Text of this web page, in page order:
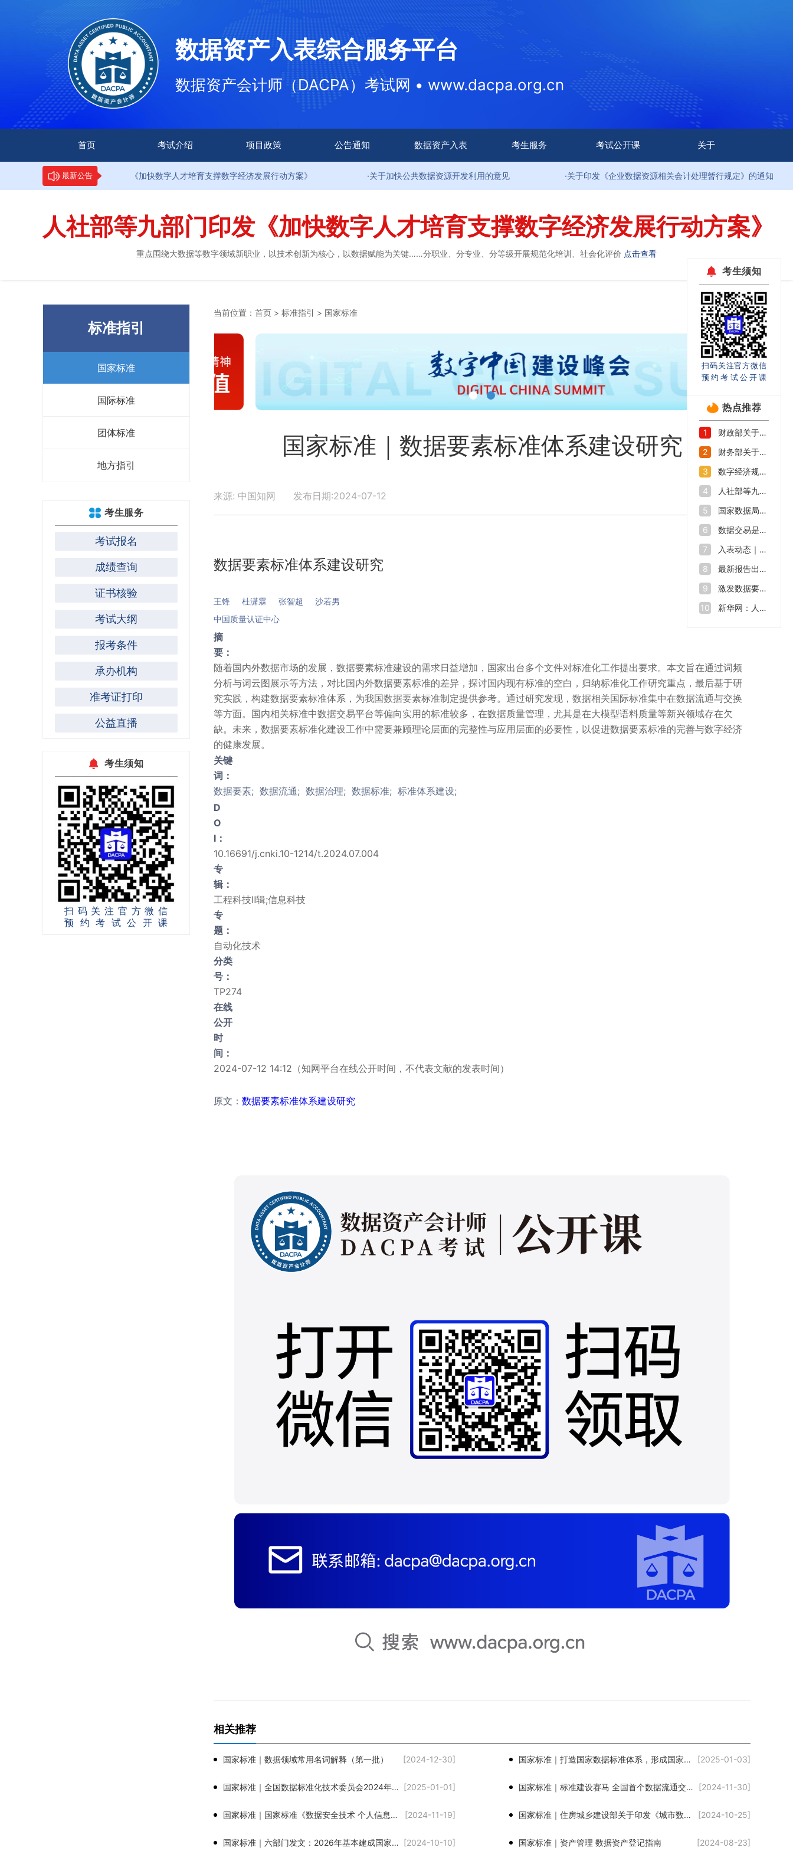
数据资产入表综合服务平台
数据资产会计师（DACPA）考试网 • www.dacpa.org.cn
首页 考试介绍 项目政策 公告通知 数据资产入表 考生服务 考试公开课 关于
最新公告
·9部门印发《加快数字人才培育支撑数字经济发展行动方案》 ·关于加快公共数据资源开发利用的意见 ·关于印发《企业数据资源相关会计处理暂行规定》的通知
人社部等九部门印发《加快数字人才培育支撑数字经济发展行动方案》
重点围绕大数据等数字领域新职业，以技术创新为核心，以数据赋能为关键……分职业、分专业、分等级开展规范化培训、社会化评价 点击查看
考生须知
扫码关注官方微信
预约考试公开课
热点推荐
1
财政部关于印发《企业数据资源相关会计处理暂行规定》的通知
2
财务部关于印发《关于加强数据资产管理的指导意见》的通知
3
数字经济规模持续扩大 如何抓好数字人才培养机遇期
4
人社部等九部门印发《加快数字人才培育支撑数字经济发展行动方案》
5
国家数据局等部门关于促进企业数据资源开发利用的意见
6
数据交易是什么？如何让“沉睡”的数据资源“活”起来
7
入表动态｜数据也能拿来融资 全球数源中心南沙启用
8
最新报告出炉！2023年我国数据生产总量达32.85ZB
9
激发数据要素价值 助力数字中国建设——第七届数字中国建设峰会开幕
10
新华网：人才缺口在2500万至3000万，中国数字人才培育行动方案出炉
标准指引
国家标准
国际标准
团体标准
地方指引
考生服务
考试报名
成绩查询
证书核验
考试大纲
报考条件
承办机构
准考证打印
公益直播
考生须知
扫码关注官方微信
预约考试公开课
当前位置： 首页 > 标准指引 > 国家标准
国家标准｜数据要素标准体系建设研究
来源: 中国知网 发布日期:2024-07-12
数据要素标准体系建设研究
王锋 杜潇霖 张智超
沙若男
中国质量认证中心
摘
要：
随着国内外数据市场的发展，数据要素标准建设的需求日益增加，国家出台多个文件对标准化工作提出要求。本文旨在通过词频
分析与词云图展示等方法，对比国内外数据要素标准的差异，探讨国内现有标准的空白，归纳标准化工作研究重点，最后基于研
究实践，构建数据要素标准体系，为我国数据要素标准制定提供参考。通过研究发现，数据相关国际标准集中在数据流通与交换
等方面。国内相关标准中数据交易平台等偏向实用的标准较多，在数据质量管理，尤其是在大模型语料质量等新兴领域存在欠
缺。未来，数据要素标准化建设工作中需要兼顾理论层面的完整性与应用层面的必要性，以促进数据要素标准的完善与数字经济
的健康发展。
关键
词：
数据要素; 数据流通; 数据治理; 数据标准; 标准体系建设;
D
O
I：
10.16691/j.cnki.10-1214/t.2024.07.004
专
辑：
工程科技Ⅱ辑;信息科技
专
题：
自动化技术
分类
号：
TP274
在线
公开
时
间：
2024-07-12 14:12（知网平台在线公开时间，不代表文献的发表时间）
原文： 数据要素标准体系建设研究
相关推荐
国家标准｜数据领域常用名词解释（第一批） [2024-12-30] 国家标准｜打造国家数据标准体系，形成国家数据基础设施框架 [2025-01-03]
国家标准｜全国数据标准化技术委员会2024年第一次主任办公会在京召开 [2025-01-01] 国家标准｜标准建设赛马 全国首个数据流通交易标准体系框架落地 [2024-11-30]
国家标准｜国家标准《数据安全技术 个人信息保护合规审计要求》试点启动会在京召开 [2024-11-19] 国家标准｜住房城乡建设部关于印发《城市数字公共基础设施标准体系》的通知 [2024-10-25]
国家标准｜六部门发文：2026年基本建成国家数据标准体系 [2024-10-10] 国家标准｜资产管理 数据资产登记指南 [2024-08-23]